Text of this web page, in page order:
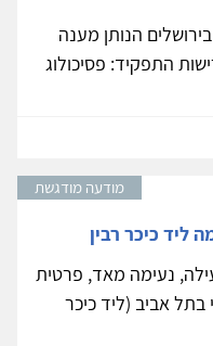
הנותן מענה
התפקיד: פסיכולוג
מודעה מודגשת
ליד כיכר רבין
נעימה מאד, פרטית
אביב (ליד כיכר